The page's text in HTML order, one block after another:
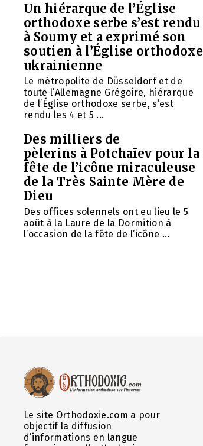
Un hiérarque de l’Église
orthodoxe serbe s’est rendu
à Soumy et a exprimé son
soutien à l’Église orthodoxe
ukrainienne
Le métropolite de Düsseldorf et de
toute l’Allemagne Grégoire, hiérarque
de l’Église orthodoxe serbe, s’est
rendu les 4 et 5 ...
Des milliers de
pèlerins à Potchaïev pour la
fête de l’icône miraculeuse
de la Très Sainte Mère de
Dieu
Des offices solennels ont eu lieu le 5
août à la Laure de la Dormition à
l’occasion de la fête de l’icône ...
Le site Orthodoxie.com a pour
objectif la diffusion
d’informations en langue